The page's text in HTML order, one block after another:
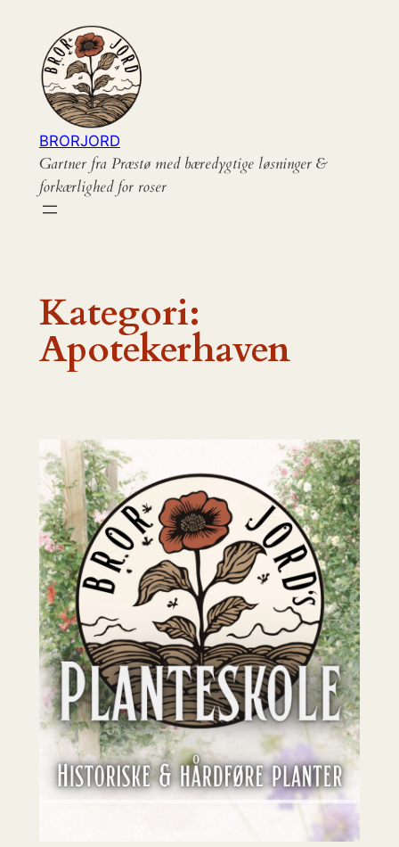
indhold
BRORJORD
Gartner fra Præstø med bæredygtige løsninger &
forkærlighed for roser
Kategori:
Apotekerhaven